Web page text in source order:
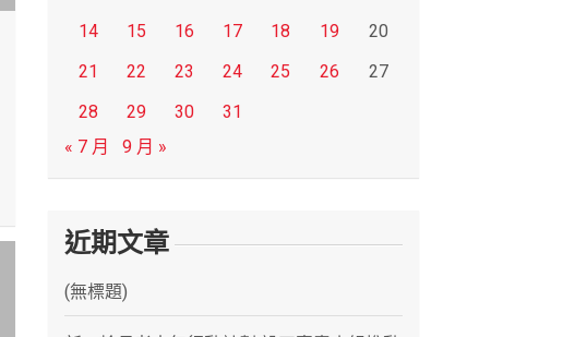
14
15 16 17 18 19
20
21
22 23 24 25 26
27
28
29 30
31
« 7 月
9 月 »
近期文章
(無標題)